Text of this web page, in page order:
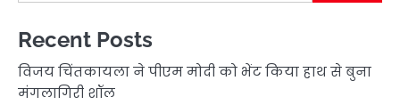
Recent Posts
विजय चिंतकायला ने पीएम मोदी को भेंट किया हाथ से बुना
मंगलागिरी शॉल